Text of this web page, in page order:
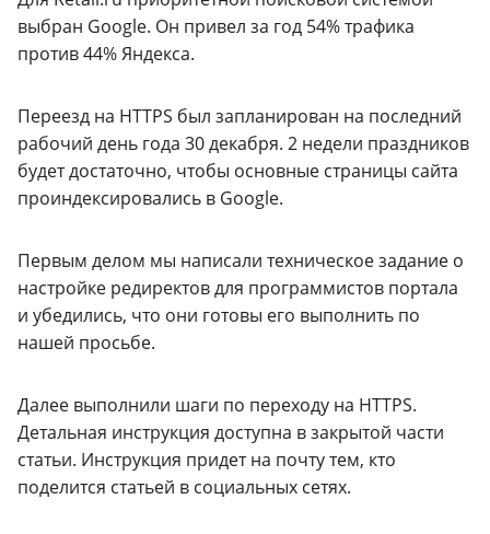
выбран Google. Он привел за год 54% трафика
против 44% Яндекса.
Переезд на HTTPS был запланирован на последний
рабочий день года 30 декабря. 2 недели праздников
будет достаточно, чтобы основные страницы сайта
проиндексировались в Google.
Первым делом мы написали техническое задание о
настройке редиректов для программистов портала
и убедились, что они готовы его выполнить по
нашей просьбе.
Далее выполнили шаги по переходу на HTTPS.
Детальная инструкция доступна в закрытой части
статьи. Инструкция придет на почту тем, кто
поделится статьей в социальных сетях.